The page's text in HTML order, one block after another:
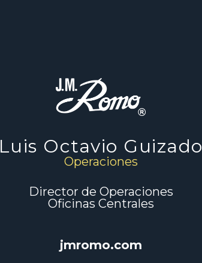
Luis Octavio Guizado
Operaciones
Director de Operaciones
Oficinas Centrales
jmromo.com